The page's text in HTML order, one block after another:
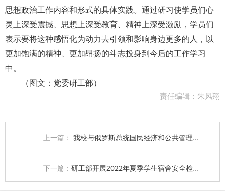
思想政治工作内容和形式的具体实践。通过研习使学员们心
灵上深受震撼、思想上深受教育、精神上深受激励，学员们
表示要将这种感悟化为动力去引领和影响身边更多的人，以
更加饱满的精神、更加昂扬的斗志投身到今后的工作学习
中。
（图文：党委研工部）
责任编辑：朱风翔
上一篇： 我校与俄罗斯总统国民经济和公共管理学院国际课程互换项目圆满结束
下一篇： 研工部开展2022年夏季学生宿舍安全检查工作